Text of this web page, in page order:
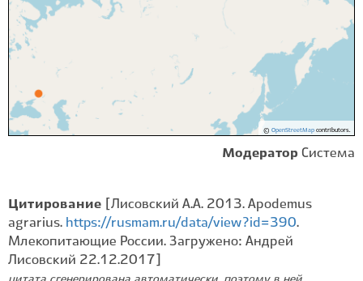
© OpenStreetMapcontributors.
Модератор Система
Цитирование
[Лисовский А.А. 2013. Apodemus
agrarius. https://rusmam.ru/data/view?id=390.
Млекопитающие России. Загружено: Андрей
Лисовский 22.12.2017]